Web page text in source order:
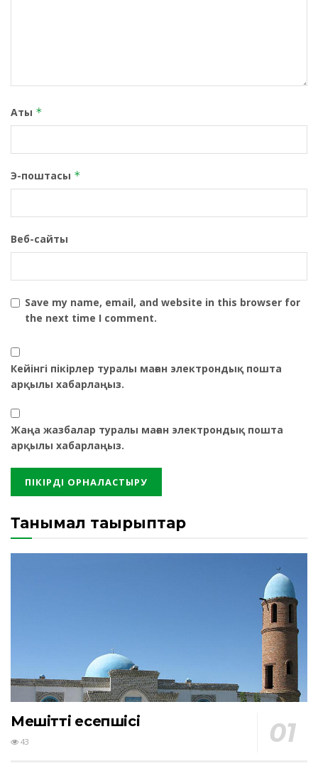
Аты *
Э-поштасы *
Веб-сайты
Save my name, email, and website in this browser for
the next time I comment.
Кейінгі пікірлер туралы маған электрондық пошта
арқылы хабарлаңыз.
Жаңа жазбалар туралы маған электрондық пошта
арқылы хабарлаңыз.
Танымал тақырыптар
Мешіттің есепшісі
43